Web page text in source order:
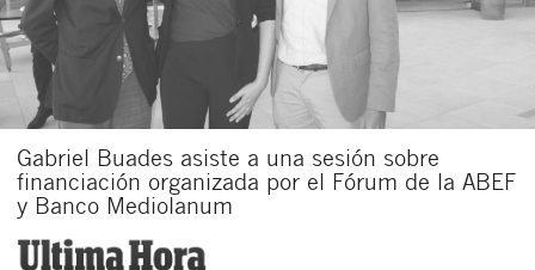
Gabriel Buades asiste a una sesión sobre
financiación organizada por el Fórum de la ABEF
y Banco Mediolanum